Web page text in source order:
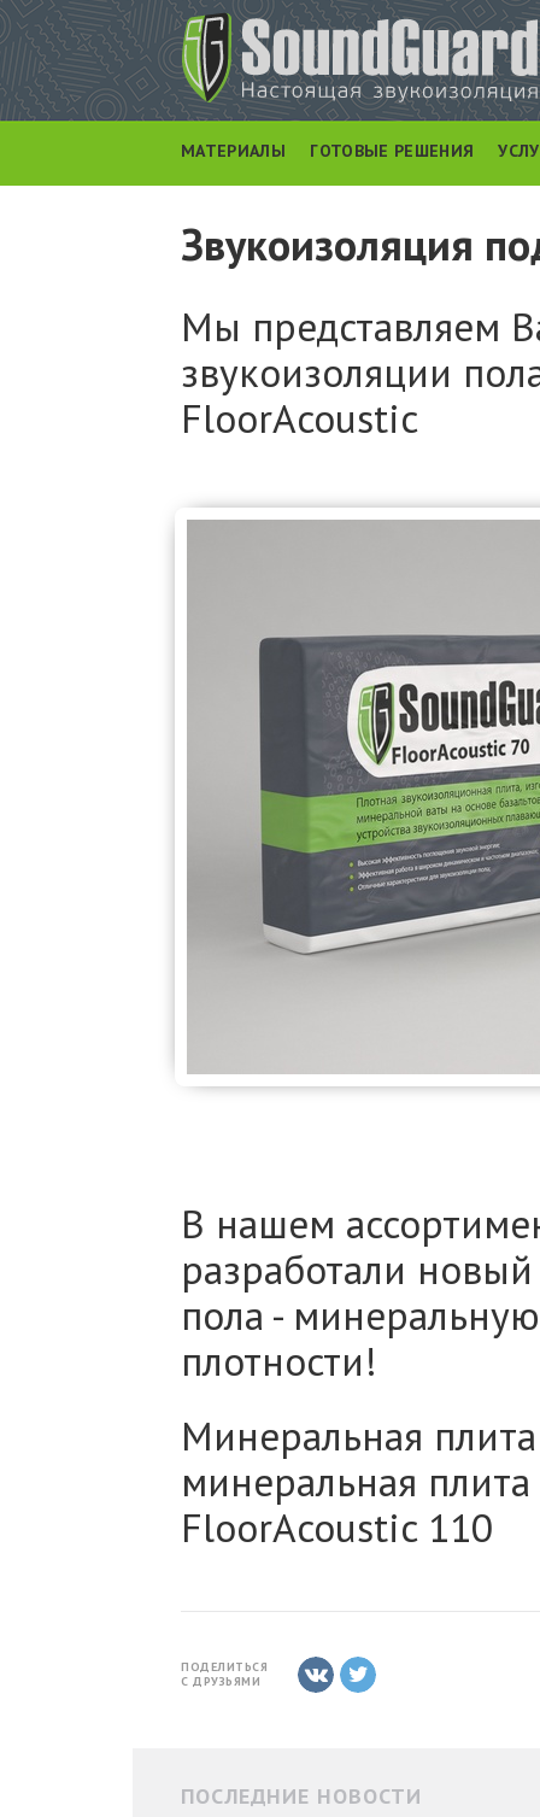
МАТЕРИАЛЫ ГОТОВЫЕ РЕШЕНИЯ
Звукоизоляция
Мы представляем
звукоизоляции
FloorAcoustic
В нашем
разработали
пола -
плотности!
Минеральная
минеральная
FloorAcoustic110
ПОДЕЛИТЬСЯ
С ДРУЗЬЯМИ
ПОСЛЕДНИЕ НОВОСТИ